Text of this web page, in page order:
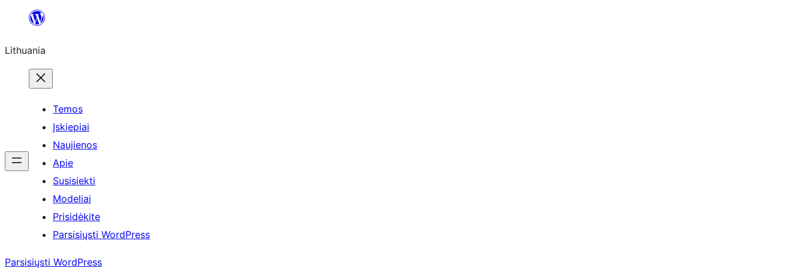
turinio
Lithuania
Temos
Įskiepiai
Naujienos
Apie
Susisiekti
Modeliai
Prisidėkite
Parsisiųsti WordPress
Parsisiųsti WordPress